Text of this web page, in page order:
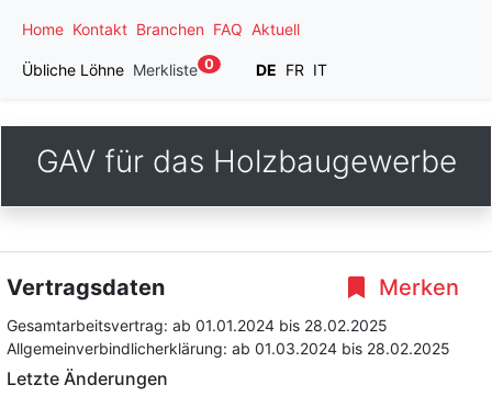
Home Kontakt Branchen FAQ Aktuell
Übliche Löhne Merkliste 0 DE FR IT
GAV für das Holzbaugewerbe
Merken
Vertragsdaten
Gesamtarbeitsvertrag: ab 01.01.2024 bis 28.02.2025
Allgemeinverbindlicherklärung: ab 01.03.2024 bis 28.02.2025
Letzte Änderungen